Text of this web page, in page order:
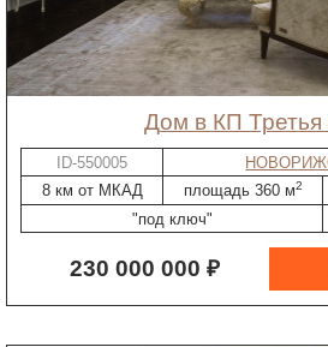
дом в КП
ID-550005
8 км от МКАД
площадь 360 м2
"под ключ"
230 000 000 ₽